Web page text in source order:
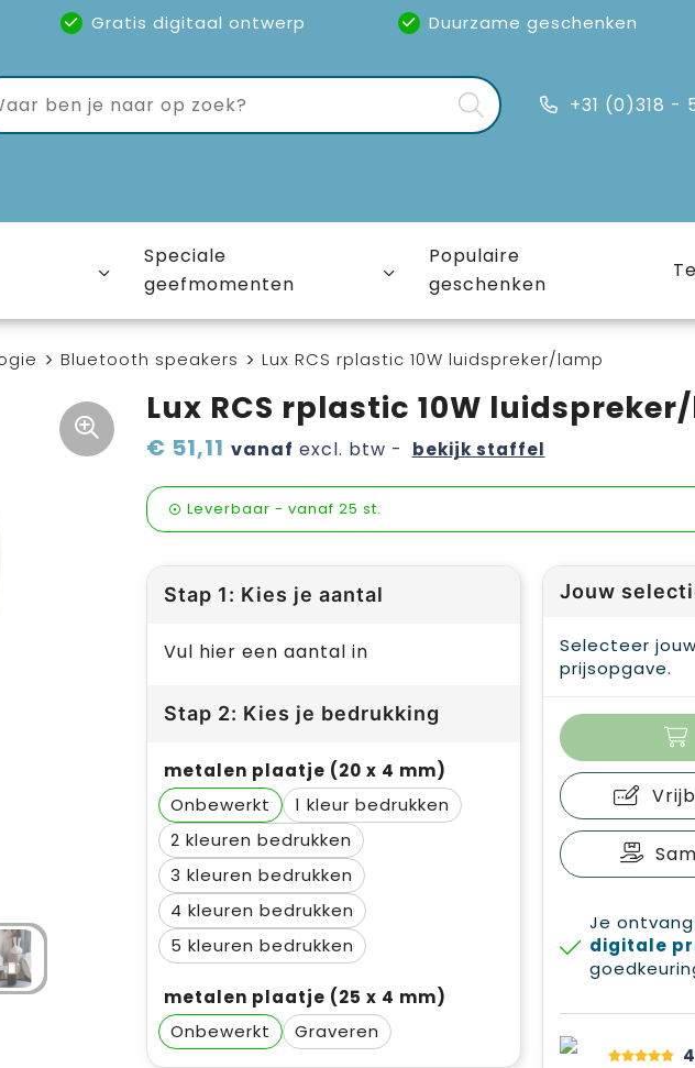
Gratis digitaal ontwerp Duurzame geschenken
+31 (0)318 -
Speciale
geefmomenten
Populaire
geschenken
Bluetooth speakers Lux RCS rplastic 10W luidspreker/lamp
Lux RCS rplastic 10W
€ 51,11 vanaf excl. btw - bekijk staffel
Leverbaar - vanaf 25 st.
Stap 1: Kies je aantal
Vul hier een aantal in
Stap 2: Kies je bedrukking
metalen plaatje (20 x 4 mm)
Onbewerkt
1
2
3
4
5
metalen plaatje (25 x 4 mm)
Onbewerkt
Graveren
Jouw
Selecteer
prijsopgave.
Je
digitale